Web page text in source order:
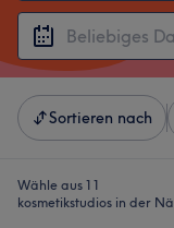
Sortieren nach
Wähle aus 11
kosmetikstudios in der